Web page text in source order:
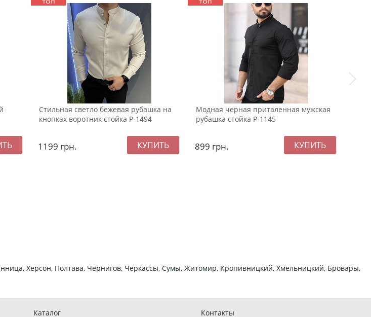
Стильная светло бежевая рубашка на
кнопках воротник стойка Р-1494
1199 грн.
Модная черная приталенная мужская
рубашка стойка Р-1145
899 грн.
Херсон, Полтава, Чернигов, Черкассы, Сумы, Житомир, Кропивницкий, Хмельницкий, Бровары,
Каталог Контакты